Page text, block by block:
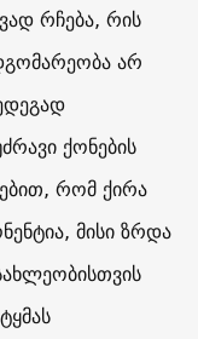
რჩება, რის
არ
ქონების
რომ ქირა
მისი ზრდა